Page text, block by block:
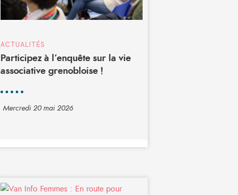
ACTUALITÉS
Participez à l’enquête sur la vie
associative grenobloise !
Mercredi 20 mai 2026